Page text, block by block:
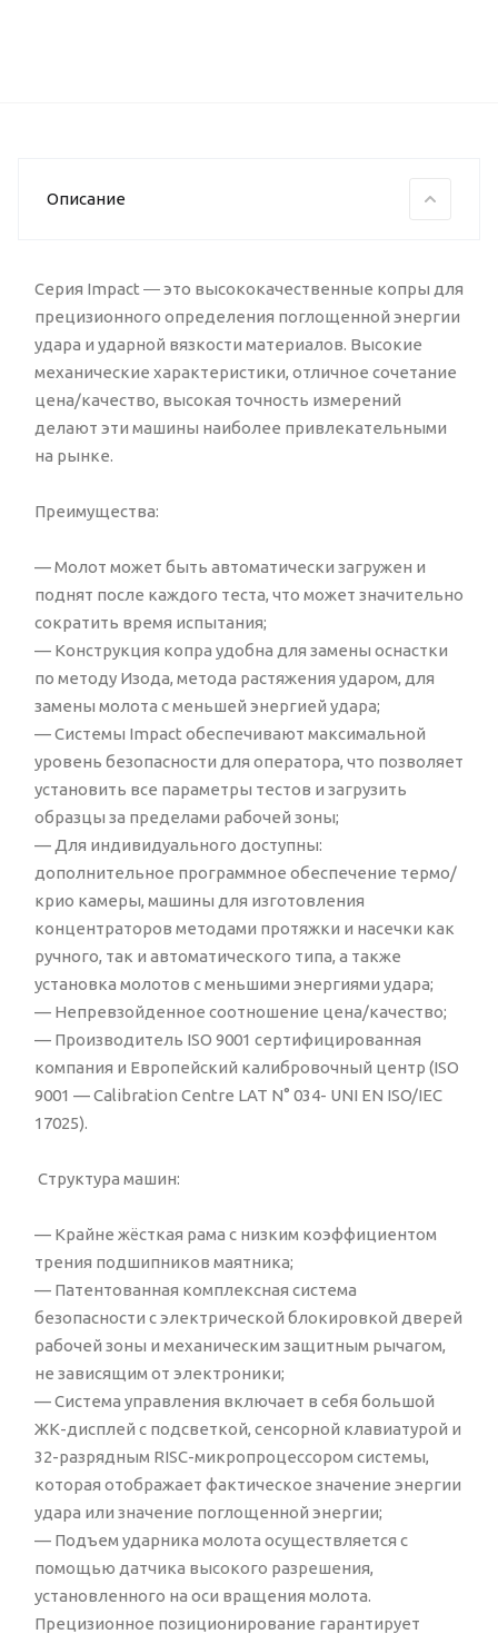
Описание
Серия Impact ― это высококачественные копры для
прецизионного определения поглощенной энергии
удара и ударной вязкости материалов. Высокие
механические характеристики, отличное сочетание
цена/качество, высокая точность измерений
делают эти машины наиболее привлекательными
на рынке.
Преимущества:
— Молот может быть автоматически загружен и
поднят после каждого теста, что может значительно
сократить время испытания;
— Конструкция копра удобна для замены оснастки
по методу Изода, метода растяжения ударом, для
замены молота с меньшей энергией удара;
— Системы Impact обеспечивают максимальной
уровень безопасности для оператора, что позволяет
установить все параметры тестов и загрузить
образцы за пределами рабочей зоны;
— Для индивидуального доступны:
дополнительное программное обеспечение термо/
крио камеры, машины для изготовления
концентраторов методами протяжки и насечки как
ручного, так и автоматического типа, а также
установка молотов с меньшими энергиями удара;
— Непревзойденное соотношение цена/качество;
— Производитель ISO 9001 сертифицированная
компания и Европейский калибровочный центр (ISO
9001 — Calibration Centre LAT N° 034- UNI EN ISO/IEC
17025).
Структура машин:
— Крайне жёсткая рама с низким коэффициентом
трения подшипников маятника;
— Патентованная комплексная система
безопасности с электрической блокировкой дверей
рабочей зоны и механическим защитным рычагом,
не зависящим от электроники;
— Система управления включает в себя большой
ЖК-дисплей с подсветкой, сенсорной клавиатурой и
32-разрядным RISC-микропроцессором системы,
которая отображает фактическое значение энергии
удара или значение поглощенной энергии;
— Подъем ударника молота осуществляется с
помощью датчика высокого разрешения,
установленного на оси вращения молота.
Прецизионное позиционирование гарантирует